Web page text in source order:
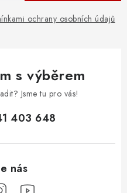
ochrany osobních údajů
s výběrem
Jsme tu pro vás!
403 648